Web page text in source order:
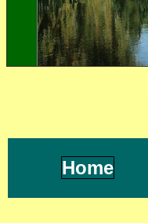
Home